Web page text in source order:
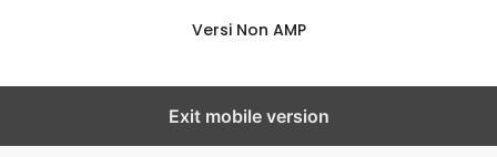
Versi Non AMP
Exit mobile version